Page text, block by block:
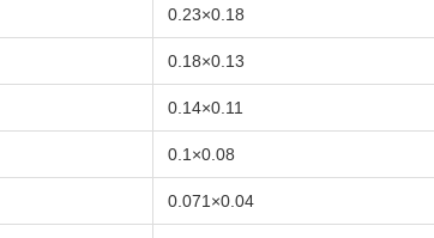
0.23×0.18
0.18×0.13
0.14×0.11
0.1×0.08
0.071×0.04